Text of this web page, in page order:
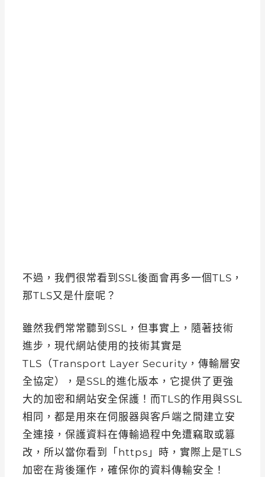
不過，我們很常看到SSL後面會再多一個TLS，
那TLS又是什麼呢？
雖然我們常常聽到SSL，但事實上，隨著技術
進步，現代網站使用的技術其實是
TLS（Transport Layer Security，傳輸層安
全協定），是SSL的進化版本，它提供了更強
大的加密和網站安全保護！而TLS的作用與SSL
相同，都是用來在伺服器與客戶端之間建立安
全連接，保護資料在傳輸過程中免遭竊取或篡
改，所以當你看到「https」時，實際上是TLS
加密在背後運作，確保你的資料傳輸安全！